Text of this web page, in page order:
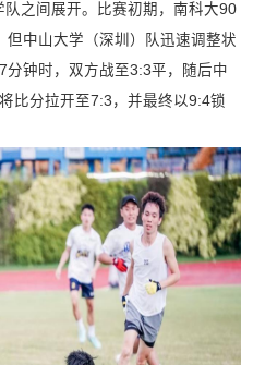
之间展开。比赛初期，南科大90
中山大学（深圳）队迅速调整状
钟时，双方战至3:3平，随后中
比分拉开至7:3，并最终以9:4锁